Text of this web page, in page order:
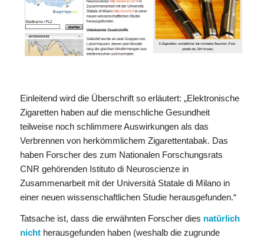
Einleitend wird die Überschrift so erläutert: „Elektronische
Zigaretten haben auf die menschliche Gesundheit
teilweise noch schlimmere Auswirkungen als das
Verbrennen von herkömmlichem Zigarettentabak. Das
haben Forscher des zum Nationalen Forschungsrats
CNR gehörenden Istituto di Neuroscienze in
Zusammenarbeit mit der Università Statale di Milano in
einer neuen wissenschaftlichen Studie herausgefunden.“
Tatsache ist, dass die erwähnten Forscher dies natürlich
nichtherausgefunden haben (weshalb die zugrunde